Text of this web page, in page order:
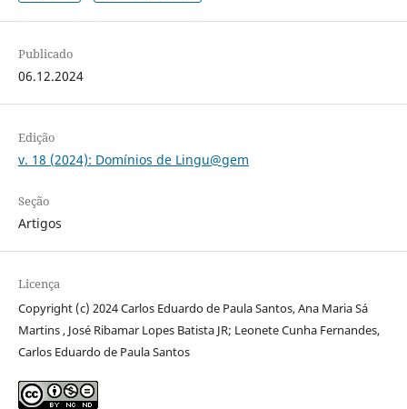
Publicado
06.12.2024
Edição
v. 18 (2024): Domínios de Lingu@gem
Seção
Artigos
Licença
Copyright (c) 2024 Carlos Eduardo de Paula Santos, Ana Maria Sá
Martins , José Ribamar Lopes Batista JR; Leonete Cunha Fernandes,
Carlos Eduardo de Paula Santos